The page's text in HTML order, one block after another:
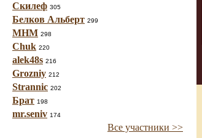
Скилеф 305
Белков Альберт 299
МНМ 298
Chuk 220
alek48s 216
Grozniy 212
Strannic 202
Брат 198
mr.seniv 174
Все участники >>